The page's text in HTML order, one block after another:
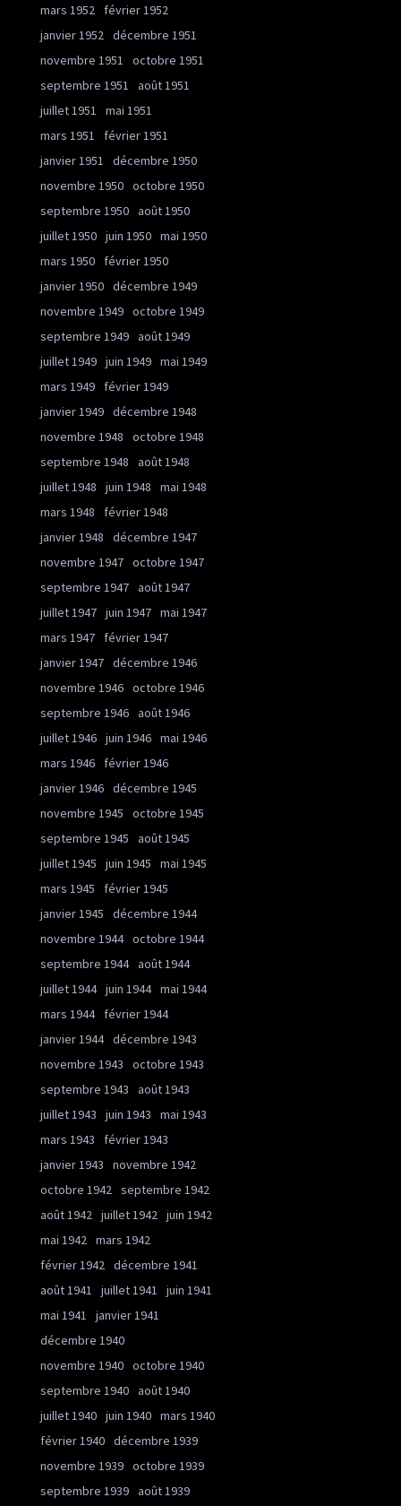
mars 1952
février 1952
janvier 1952 décembre 1951
novembre 1951
octobre 1951
septembre 1951
août 1951
juillet 1951
mai 1951
mars 1951
février 1951
janvier 1951
décembre 1950
novembre 1950 octobre 1950
septembre 1950 août 1950
juillet 1950 juin 1950 mai 1950
mars 1950
février 1950
janvier 1950 décembre 1949
novembre 1949 octobre 1949
septembre 1949 août 1949
juillet 1949 juin 1949 mai 1949
mars 1949
février 1949
janvier 1949 décembre 1948
novembre 1948
octobre 1948
septembre 1948
août 1948
juillet 1948
juin 1948
mai 1948
mars 1948
février 1948
janvier 1948
décembre 1947
novembre 1947 octobre 1947
septembre 1947 août 1947
juillet 1947 juin 1947 mai 1947
mars 1947
février 1947
janvier 1947 décembre 1946
novembre 1946 octobre 1946
septembre 1946 août 1946
juillet 1946 juin 1946 mai 1946
mars 1946
février 1946
janvier 1946 décembre 1945
novembre 1945
octobre 1945
septembre 1945
août 1945
juillet 1945
juin 1945
mai 1945
mars 1945
février 1945
janvier 1945
décembre 1944
novembre 1944 octobre 1944
septembre 1944 août 1944
juillet 1944 juin 1944 mai 1944
mars 1944
février 1944
janvier 1944 décembre 1943
novembre 1943
octobre 1943
septembre 1943
août 1943
juillet 1943
juin 1943
mai 1943
mars 1943
février 1943
janvier 1943
novembre 1942
octobre 1942 septembre 1942
août 1942 juillet 1942 juin 1942
mai 1942 mars 1942
février 1942 décembre 1941
août 1941
juillet 1941
juin 1941
mai 1941
janvier 1941
décembre 1940
novembre 1940 octobre 1940
septembre 1940 août 1940
juillet 1940 juin 1940 mars 1940
février 1940 décembre 1939
novembre 1939 octobre 1939
septembre 1939 août 1939